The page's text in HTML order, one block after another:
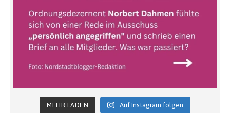
MEHR LADEN Auf Instagram folgen